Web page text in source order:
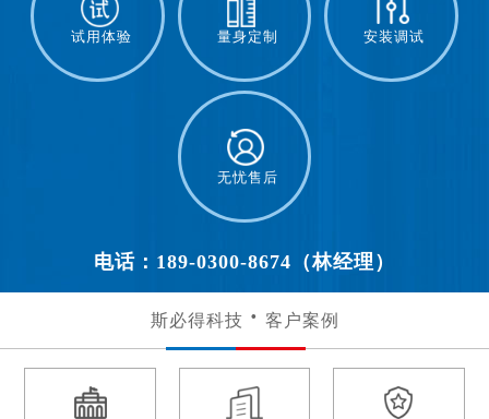
试用体验 量身定制 安装调试
无忧售后
电话：189-0300-8674（林经理）
斯必得科技 客户案例